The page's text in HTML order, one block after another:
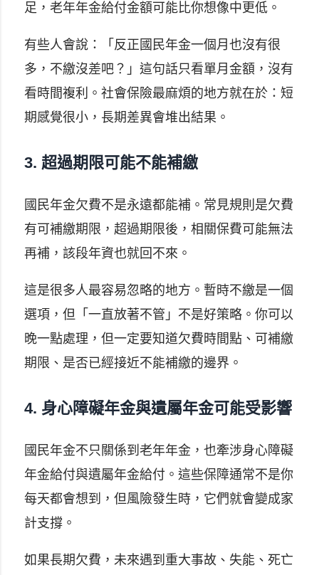
足，老年年金給付金額可能比你想像中更低。
有些人會說：「反正國民年金一個月也沒有很
多，不繳沒差吧？」這句話只看單月金額，沒有
看時間複利。社會保險最麻煩的地方就在於：短
期感覺很小，長期差異會堆出結果。
3. 超過期限可能不能補繳
國民年金欠費不是永遠都能補。常見規則是欠費
有可補繳期限，超過期限後，相關保費可能無法
再補，該段年資也就回不來。
這是很多人最容易忽略的地方。暫時不繳是一個
選項，但「一直放著不管」不是好策略。你可以
晚一點處理，但一定要知道欠費時間點、可補繳
期限、是否已經接近不能補繳的邊界。
4. 身心障礙年金與遺屬年金可能受影響
國民年金不只關係到老年年金，也牽涉身心障礙
年金給付與遺屬年金給付。這些保障通常不是你
每天都會想到，但風險發生時，它們就會變成家
計支撐。
如果長期欠費，未來遇到重大事故、失能、死亡